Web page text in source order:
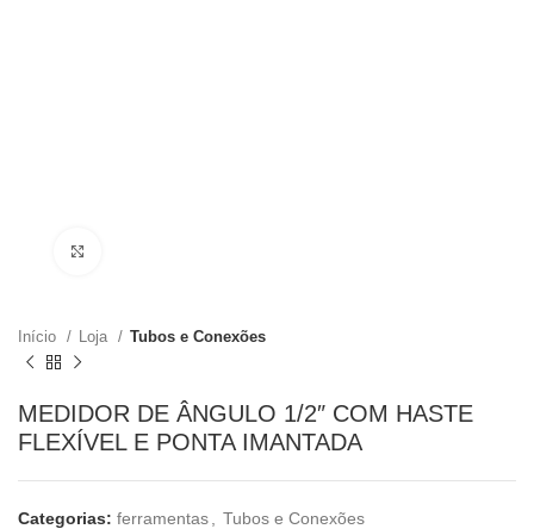
Início Loja Tubos e Conexões
MEDIDOR DE ÂNGULO 1/2″ COM HASTE
FLEXÍVEL E PONTA IMANTADA
Categorias: ferramentas
Tubos e Conexões